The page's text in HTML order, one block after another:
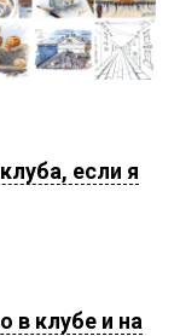
если я
в клубе и на